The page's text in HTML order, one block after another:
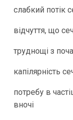
слабкий потік
відчуття, що
труднощі з
капілярність
потребу в
вночі